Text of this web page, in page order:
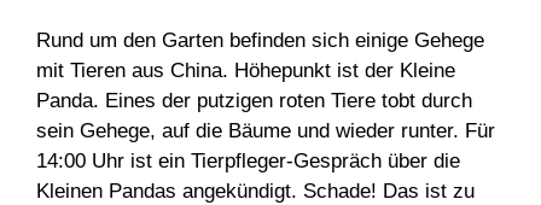
Rund um den Garten befinden sich einige Gehege
mit Tieren aus China. Höhepunkt ist der Kleine
Panda. Eines der putzigen roten Tiere tobt durch
sein Gehege, auf die Bäume und wieder runter. Für
14:00 Uhr ist ein Tierpfleger-Gespräch über die
Kleinen Pandas angekündigt. Schade! Das ist zu